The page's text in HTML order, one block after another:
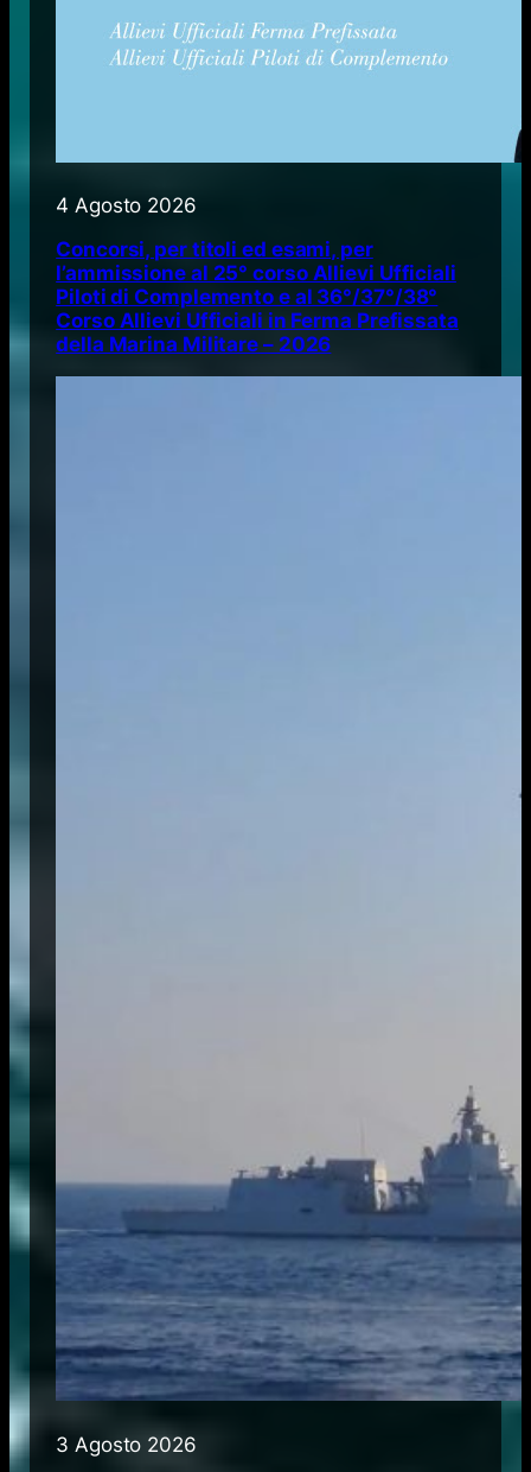
4 Agosto 2026
Concorsi, per titoli ed esami, per
l’ammissione al 25° corso Allievi Ufficiali
Piloti di Complemento e al 36°/37°/38°
Corso Allievi Ufficiali in Ferma Prefissata
della Marina Militare – 2026
3 Agosto 2026